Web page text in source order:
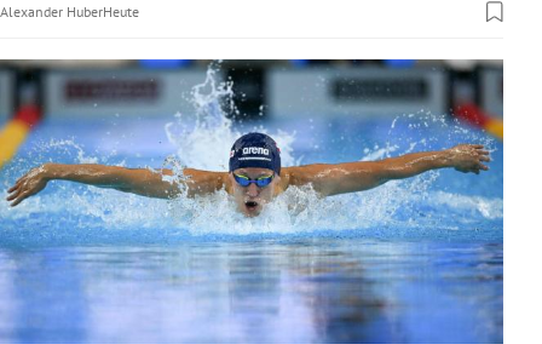
Alexander HuberHeute